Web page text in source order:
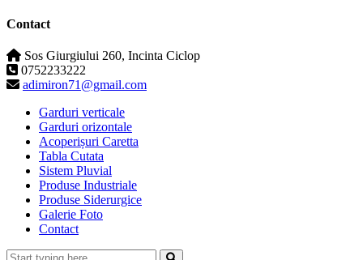
Contact
Sos Giurgiului 260, Incinta Ciclop
0752233222
adimiron71@gmail.com
Garduri verticale
Garduri orizontale
Acoperișuri Caretta
Tabla Cutata
Sistem Pluvial
Produse Industriale
Produse Siderurgice
Galerie Foto
Contact